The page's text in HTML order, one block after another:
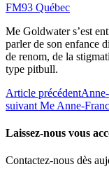
FM93 Québec
Me Goldwater s’est
parler de son enfance
de renom, de la
type pitbull.
Article précédent
suivant Me Anne-
Laissez-nous vous
Contactez-nous dès